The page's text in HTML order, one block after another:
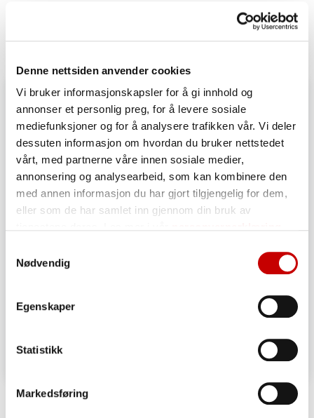
Denne nettsiden anvender cookies
Vi bruker informasjonskapsler for å gi innhold og
annonser et personlig preg, for å levere sosiale
mediefunksjoner og for å analysere trafikken vår. Vi deler
dessuten informasjon om hvordan du bruker nettstedet
vårt, med partnerne våre innen sosiale medier,
annonsering og analysearbeid, som kan kombinere den
med annen informasjon du har gjort tilgjengelig for dem,
eller som de har samlet inn gjennom din bruk av
Nødvendig
Egenskaper
Statistikk
Markedsføring
Lignende oppskrifter
Bergenske løsebrød